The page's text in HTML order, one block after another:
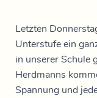
Letzten
Unterstufe ein
in unserer Schule
Herdmanns
Spannung und